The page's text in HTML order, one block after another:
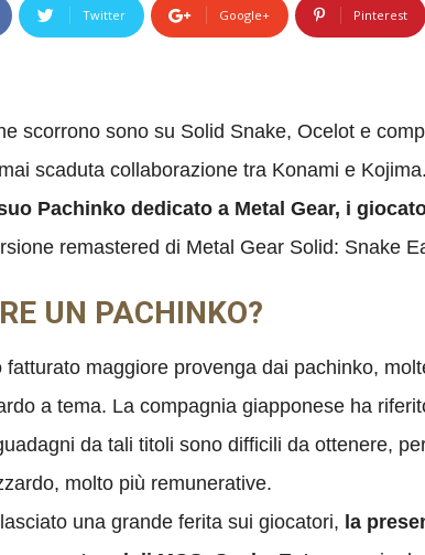
Twitter Google+ Pinterest
scorrono sono su Solid Snake, Ocelot e
scaduta collaborazione tra Konami e Kojima.
Pachinko dedicato a Metal Gear, i
remastered di Metal Gear Solid: Snake
UN PACHINKO?
maggiore provenga dai pachinko,
a tema. La compagnia giapponese ha
da tali titoli sono difficili da ottenere,
molto più remunerative.
una grande ferita sui giocatori, la